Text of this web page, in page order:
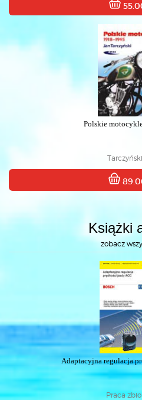
Polskie
Książki
zobacz
Adaptacyjna regulacja
Praca